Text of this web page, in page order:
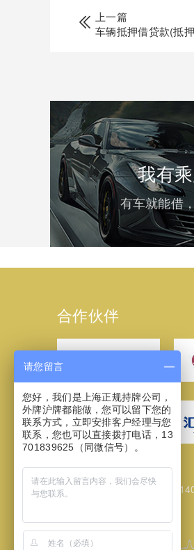
上一篇
车辆抵押借贷款(抵
我有
有车就能借
合作伙伴
网站备案/许可证号： 沪ICP备
请您留言
您好，我们是上海正规持牌公司，
外牌沪牌都能做，您可以留下您的
联系方式，立即安排客户经理与您
联系，您也可以直接拨打电话，13
701839625（同微信号）。